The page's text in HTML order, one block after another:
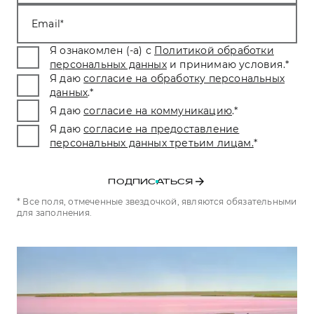
от 3 799 000 ₽ от 4 799 000 ₽
Тест-драйв
Трейд-ин
КРЕДИТ И СТРАХОВАНИЕ
Кредитный калькулятор
Страхование
КОРПОРАТИВНЫМ КЛИЕНТАМ
Корпоративным клиентам
Крупным корпоративным клиентам
Система управления автопарком
СЕРВИСНОЕ ОБСЛУЖИВАНИЕ
Нулевое ТО
Программа «Помощь на дороге»
Регламенты технического обслуживания
Электронный ПТС
GWM Безопасность
Гарантия HAVAL
Программа «HAVAL Защита+»
Руководства по эксплуатации
Подписки
О дилере
Наша команда
Контакты
Email
Я ознакомлен (-а) с Политикой обработки
персональных данных и принимаю условия.*
Я даю согласие на обработку персональных
данных.*
Я даю согласие на коммуникацию.*
Я даю согласие на предоставление
персональных данных третьим лицам.*
ПОДПИСАТЬСЯ
* Все поля, отмеченные звездочкой, являются обязательными
для заполнения.